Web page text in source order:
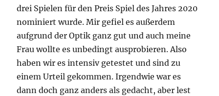
drei Spielen für den Preis Spiel des Jahres 2020
nominiert wurde. Mir gefiel es außerdem
aufgrund der Optik ganz gut und auch meine
Frau wollte es unbedingt ausprobieren. Also
haben wir es intensiv getestet und sind zu
einem Urteil gekommen. Irgendwie war es
dann doch ganz anders als gedacht, aber lest